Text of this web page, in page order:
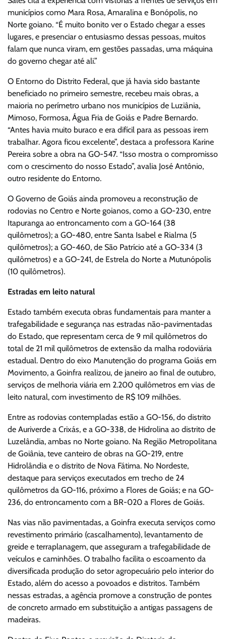
municípios como Mara Rosa, Amaralina e Bonópolis, no
Norte goiano. “É muito bonito ver o Estado chegar a esses
lugares, e presenciar o entusiasmo dessas pessoas, muitos
falam que nunca viram, em gestões passadas, uma máquina
do governo chegar até ali.”
O Entorno do Distrito Federal, que já havia sido bastante
beneficiado no primeiro semestre, recebeu mais obras, a
maioria no perímetro urbano nos municípios de Luziânia,
Mimoso, Formosa, Água Fria de Goiás e Padre Bernardo.
“Antes havia muito buraco e era difícil para as pessoas irem
trabalhar. Agora ficou excelente”, destaca a professora Karine
Pereira sobre a obra na GO-547. “Isso mostra o compromisso
com o crescimento do nosso Estado”, avalia José Antônio,
outro residente do Entorno.
O Governo de Goiás ainda promoveu a reconstrução de
rodovias no Centro e Norte goianos, como a GO-230, entre
Itapuranga ao entroncamento com a GO-164 (38
quilômetros); a GO-480, entre Santa Isabel e Rialma (5
quilômetros); a GO-460, de São Patrício até a GO-334 (3
quilômetros) e a GO-241, de Estrela do Norte a Mutunópolis
(10 quilômetros).
Estradas em leito natural
Estado também executa obras fundamentais para manter a
trafegabilidade e segurança nas estradas não-pavimentadas
do Estado, que representam cerca de 9 mil quilômetros do
total de 21 mil quilômetros de extensão da malha rodoviária
estadual. Dentro do eixo Manutenção do programa Goiás em
Movimento, a Goinfra realizou, de janeiro ao final de outubro,
serviços de melhoria viária em 2.200 quilômetros em vias de
leito natural, com investimento de R$ 109 milhões.
Entre as rodovias contempladas estão a GO-156, do distrito
de Auriverde a Crixás, e a GO-338, de Hidrolina ao distrito de
Luzelândia, ambas no Norte goiano. Na Região Metropolitana
de Goiânia, teve canteiro de obras na GO-219, entre
Hidrolândia e o distrito de Nova Fátima. No Nordeste,
destaque para serviços executados em trecho de 24
quilômetros da GO-116, próximo a Flores de Goiás; e na GO-
236, do entroncamento com a BR-020 a Flores de Goiás.
Nas vias não pavimentadas, a Goinfra executa serviços como
revestimento primário (cascalhamento), levantamento de
greide e terraplanagem, que asseguram a trafegabilidade de
veículos e caminhões. O trabalho facilita o escoamento da
diversificada produção do setor agropecuário pelo interior do
Estado, além do acesso a povoados e distritos. Também
nessas estradas, a agência promove a construção de pontes
de concreto armado em substituição a antigas passagens de
madeiras.